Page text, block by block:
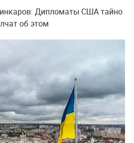
Дипломаты США тайно
об этом